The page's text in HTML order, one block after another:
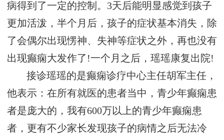
病得到了一定的控制。3天后能明显感觉到孩子
更加活泼，半个月后，孩子的症状基本消失，除
了会偶尔出现愣神、失神等症状之外，再也没有
出现癫痫大发作了!一个月之后，瑶瑶康复出院!
接诊瑶瑶的是癫痫诊疗中心主任胡军主任，
他表示：在所有就医的患者当中，青少年癫痫患
者是庞大的，我有600万以上的青少年癫痫患
者，更有不少家长发现孩子的病情之后无法冷